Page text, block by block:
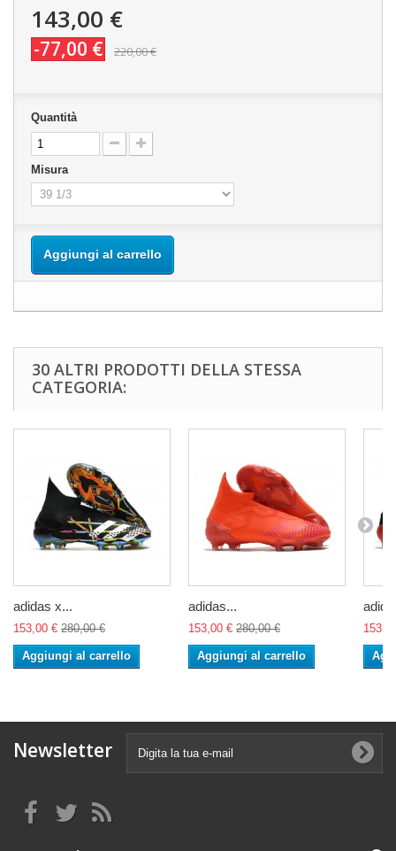
143,00 €
-77,00 € 220,00 €
Quantità
Misura
Aggiungi al carrello
30 ALTRI PRODOTTI DELLA STESSA
CATEGORIA:
adidas x...
153,00 € 280,00 €
Aggiungi al carrello
adidas...
153,00 € 280,00 €
Aggiungi al carrello
Newsletter